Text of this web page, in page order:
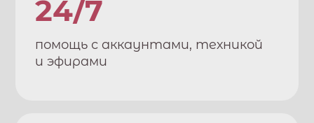
24/7
помощь с аккаунтами, техникой
и эфирами